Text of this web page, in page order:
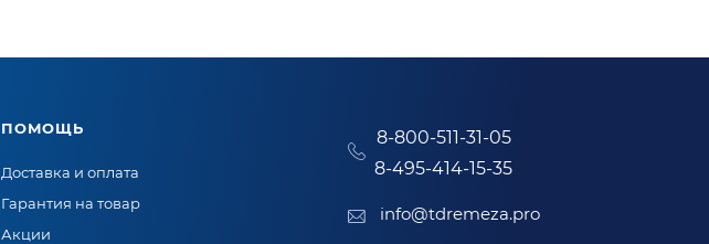
ПОМОЩЬ
Доставка и оплата
Гарантия на товар
Акции
8-800-511-31-05
8-495-414-15-35
info@tdremeza.pro